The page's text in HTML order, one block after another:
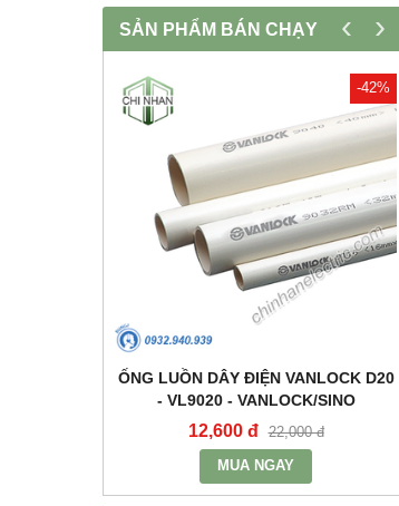
SẢN PHẨM BÁN CHẠY
-42%
ỐNG LUỒN DÂY ĐIỆN VANLOCK D20
- VL9020 - VANLOCK/SINO
12,600 đ 22,000 đ
MUA NGAY
‹ ›